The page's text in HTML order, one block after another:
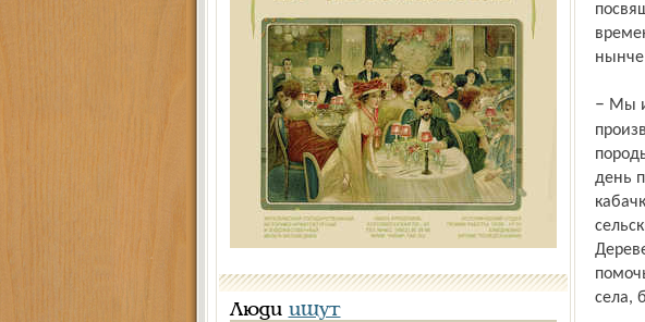
Люди ищут
нынче
– Мы изучали, чем живёт усадебное хозяйство семьи из пяти человек, структуру её
день
села,